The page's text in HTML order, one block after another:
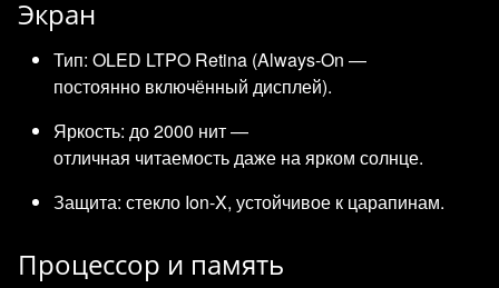
Экран
Тип: OLED LTPO Retina (Always‑On —
постоянно включённый дисплей).
Яркость: до 2000 нит —
отличная читаемость даже на ярком солнце.
Защита: стекло Ion‑X, устойчивое к царапинам.
Процессор и память